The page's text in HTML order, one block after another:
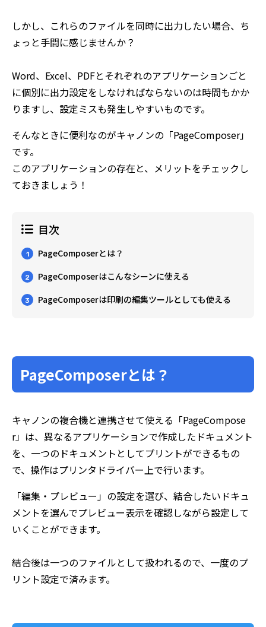
しかし、これらのファイルを同時に出力したい場合、ち
ょっと手間に感じませんか？
Word、Excel、PDFとそれぞれのアプリケーションごと
に個別に出力設定をしなければならないのは時間もかか
りますし、設定ミスも発生しやすいものです。
そんなときに便利なのがキャノンの「PageComposer」
です。
このアプリケーションの存在と、メリットをチェックし
ておきましょう！
目次
1 PageComposerとは？
2 PageComposerはこんなシーンに使える
3 PageComposerは印刷の編集ツールとしても使える
PageComposerとは？
キャノンの複合機と連携させて使える「PageCompose
r」は、異なるアプリケーションで作成したドキュメント
を、一つのドキュメントとしてプリントができるもの
で、操作はプリンタドライバー上で行います。
「編集・プレビュー」の設定を選び、結合したいドキュ
メントを選んでプレビュー表示を確認しながら設定して
いくことができます。
結合後は一つのファイルとして扱われるので、一度のプ
リント設定で済みます。